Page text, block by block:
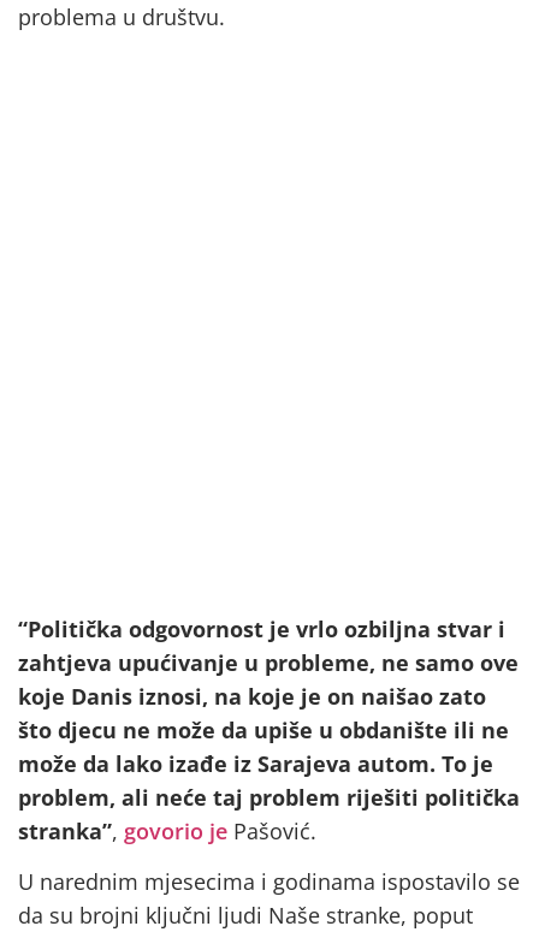
problema u društvu.
“Politička odgovornost je vrlo ozbiljna stvar i
zahtjeva upućivanje u probleme, ne samo ove
koje Danis iznosi, na koje je on naišao zato
što djecu ne može da upiše u obdanište ili ne
može da lako izađe iz Sarajeva autom. To je
problem, ali neće taj problem riješiti politička
stranka”, govorio je Pašović.
U narednim mjesecima i godinama ispostavilo se
da su brojni ključni ljudi Naše stranke, poput